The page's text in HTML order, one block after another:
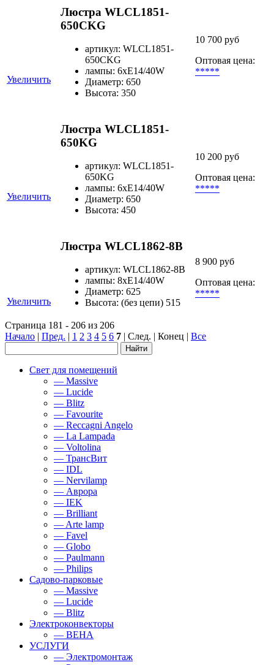
Увеличить
Люстра WLCL1851-
650CKG
артикул: WLCL1851-
650CKG
лампы: 6хE14/40W
Диаметр: 650
Высота: 350
10 700 руб
Оптовая цена:
*****
Увеличить
Люстра WLCL1851-
650KG
артикул: WLCL1851-
650KG
лампы: 6хE14/40W
Диаметр: 650
Высота: 450
10 200 руб
Оптовая цена:
*****
Увеличить
Люстра WLCL1862-8B
артикул: WLCL1862-8B
лампы: 8хЕ14/40W
Диаметр: 625
Высота: (без цепи) 515
8 900 руб
Оптовая цена:
*****
Страница 181 - 206 из 206
Начало | Пред. | 1 2 3 4 5 6 7 | След. | Конец | Все
Свет для помещений
— Massive
— Lucide
— Blitz
— Favourite
— Reccagni Angelo
— La Lampada
— Voltolina
— ТрансВит
— IDL
— Nervilamp
— Аврора
— IEK
— Brilliant
— Arte lamp
— Favel
— Globo
— Paulmann
— Philips
Садово-парковые
— Massive
— Lucide
— Blitz
Электроконвекторы
— BEHA
УСЛУГИ
— Электромонтаж